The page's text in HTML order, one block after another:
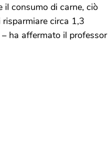
il consumo di carne, ciò
circa 1,3
ha affermato il professor